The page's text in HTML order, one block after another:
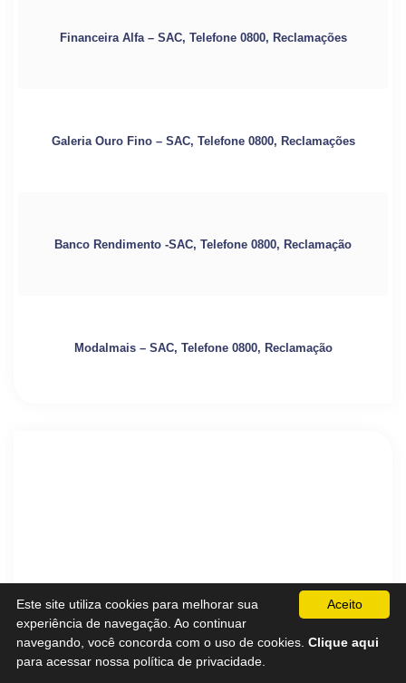
Financeira Alfa – SAC, Telefone 0800, Reclamações
Galeria Ouro Fino – SAC, Telefone 0800, Reclamações
Banco Rendimento -SAC, Telefone 0800, Reclamação
Modalmais – SAC, Telefone 0800, Reclamação
Aceito
Este site utiliza cookies para melhorar sua
experiência de navegação. Ao continuar
navegando, você concorda com o uso de cookies. Clique aqui
para acessar nossa política de privacidade.